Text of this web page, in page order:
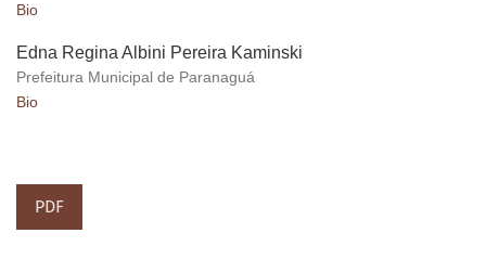
Bio
Edna Regina Albini Pereira Kaminski
Prefeitura Municipal de Paranaguá
Bio
PDF